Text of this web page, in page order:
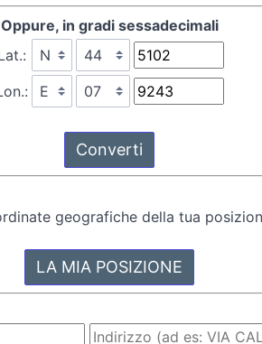
Oppure, in gradi sessadecimali
geografiche della tua